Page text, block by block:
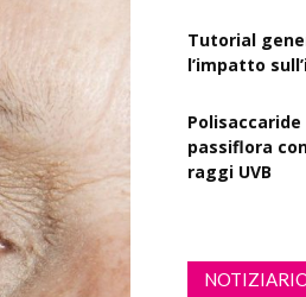
Tutorial
l’impatto
passiflora
raggi UVB